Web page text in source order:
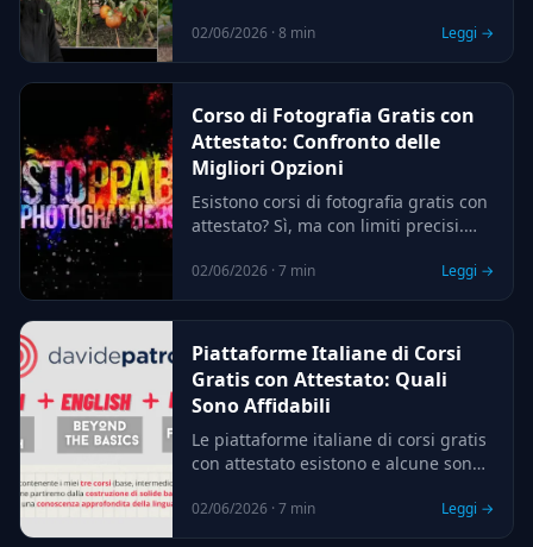
realistici per capire quanto entra
davvero in tasca, senza promesse
gonfiate.
02/06/2026 · 8 min Leggi →
Corso di Fotografia Gratis con
Attestato: Confronto delle
Migliori Opzioni
Esistono corsi di fotografia gratis con
attestato? Sì, ma con limiti precisi.
opzioni reali e quando vale la pena
un percorso premium.
02/06/2026 · 7 min Leggi →
Piattaforme Italiane di Corsi
Gratis con Attestato: Quali
Sono Affidabili
Le piattaforme italiane di corsi gratis
con attestato esistono e alcune sono
davvero l'attestato che rilasciano e
dove conviene investire.
02/06/2026 · 7 min Leggi →